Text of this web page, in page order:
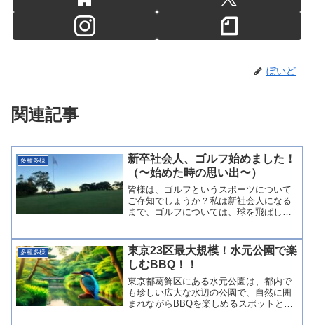
ぼいど
関連記事
多種多様
新卒社会人、ゴルフ始めました！
（〜始めた時の思い出〜）
皆様は、ゴルフというスポーツについて
ご存知でしょうか？私は新社会人になる
まで、ゴルフについては、球を飛ばして
際に体験したことのないスポーツだった
ので、特に興味も無く、テ...
多種多様
東京23区最大規模！水元公園で楽
しむBBQ！！
東京都葛飾区にある水元公園は、都内で
も珍しい広大な水辺の公園で、自然に囲
まれながらBBQを楽しめるスポットとし